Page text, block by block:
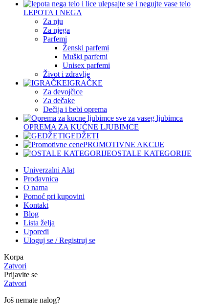
LEPOTA I NEGA
Za nju
Za njega
Parfemi
Ženski parfemi
Muški parfemi
Unisex parfemi
Život i zdravlje
IGRAČKE
Za devojčice
Za dečake
Dečija i bebi oprema
OPREMA ZA KUĆNE LJUBIMCE
GEDŽETI
PROMOTIVNE AKCIJE
OSTALE KATEGORIJE
Univerzalni Alat
Prodavnica
O nama
Pomoć pri kupovini
Kontakt
Blog
Lista želja
Uporedi
Uloguj se / Registruj se
Korpa
Zatvori
Prijavite se
Zatvori
Još nemate nalog?